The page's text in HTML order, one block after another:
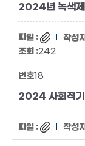
2024년 녹색제
242
18
2024 사회적기